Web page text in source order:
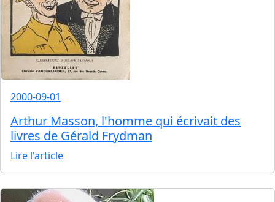
2000-09-01
Arthur Masson, l'homme qui écrivait des
livres de Gérald Frydman
Lire l'article